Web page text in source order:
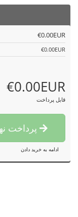
€0.00EUR
€0.00EUR
€0.00EUR
قابل پرداخت
ادامه به خرید دادن